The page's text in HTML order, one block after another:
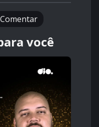
Comentar
você